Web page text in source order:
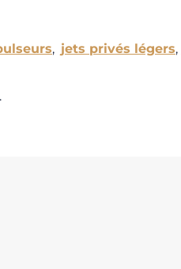
, jets privés légers,
.